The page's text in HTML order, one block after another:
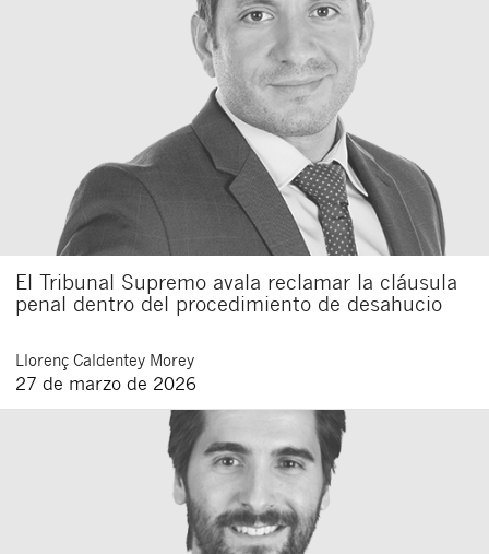
El Tribunal Supremo avala reclamar la cláusula
penal dentro del procedimiento de desahucio
Llorenç Caldentey Morey
27 de marzo de 2026
Acepto recibir comunicaciones sobre nuevos
condiciones
yde
privacidad
Al pulsar el botón de envío manifiesta haber leído la siguiente
información básica sobre privacidad : El responsable del tratamiento
es Buades Legal S.L. La finalidad es la atención a su solicitud. Tiene
derecho a acceder, rectificar y suprimir los datos, así como otros
derechos como se explica en lapolítica de privacidad de nuestra web